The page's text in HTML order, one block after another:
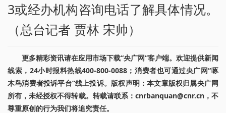
3或经办机构咨询电话了解具体情况。
（总台记者 贾林 宋帅）
更多精彩资讯请在应用市场下载“央广网”客户端。欢迎提供新闻
线索，24小时报料热线400-800-0088；消费者也可通过央广网“啄
木鸟消费者投诉平台”线上投诉。版权声明：本文章版权归属央广网
所有，未经授权不得转载。转载请联系：cnrbanquan@cnr.cn，不
尊重原创的行为我们将追究责任。